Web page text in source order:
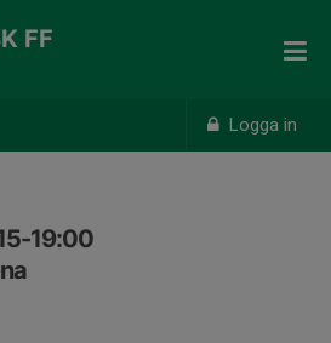
Logga in
FF
19:00